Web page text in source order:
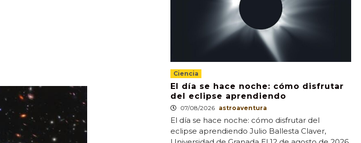
Ciencia
El día se hace noche: cómo disfrutar
del eclipse aprendiendo
07/08/2026 astroaventura
El día se hace noche: cómo disfrutar del
eclipse aprendiendo Julio Ballesta Claver,